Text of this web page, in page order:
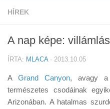
Hírek
Cikkek
Firmware
Tudástár
HÍREK
A nap képe:
ÍRTA: MLACA· 2013.10.05
AGrand Canyon, avagy a
természetes csodáinak
Arizonában. A hatalmas